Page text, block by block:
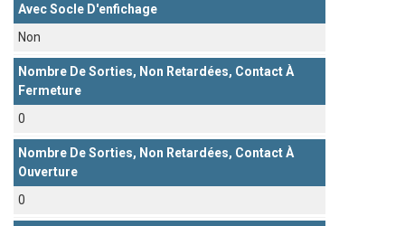
Avec Socle D'enfichage
Non
Nombre De Sorties, Non Retardées, Contact À
Fermeture
0
Nombre De Sorties, Non Retardées, Contact À
Ouverture
0